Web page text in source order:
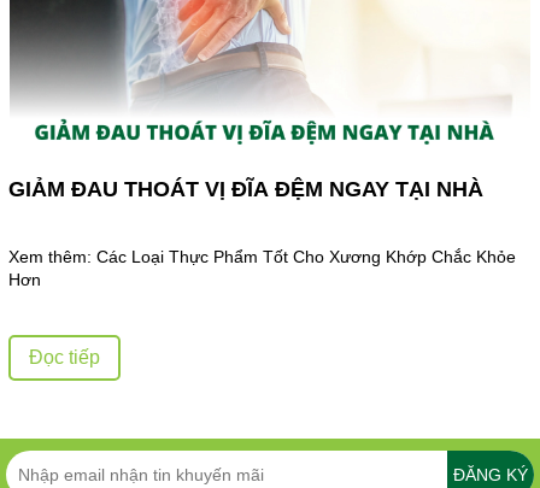
GIẢM ĐAU THOÁT VỊ ĐĨA ĐỆM NGAY TẠI NHÀ
Xem thêm: Các Loại Thực Phẩm Tốt Cho Xương Khớp Chắc Khỏe
Hơn
Đọc tiếp
ĐĂNG KÝ